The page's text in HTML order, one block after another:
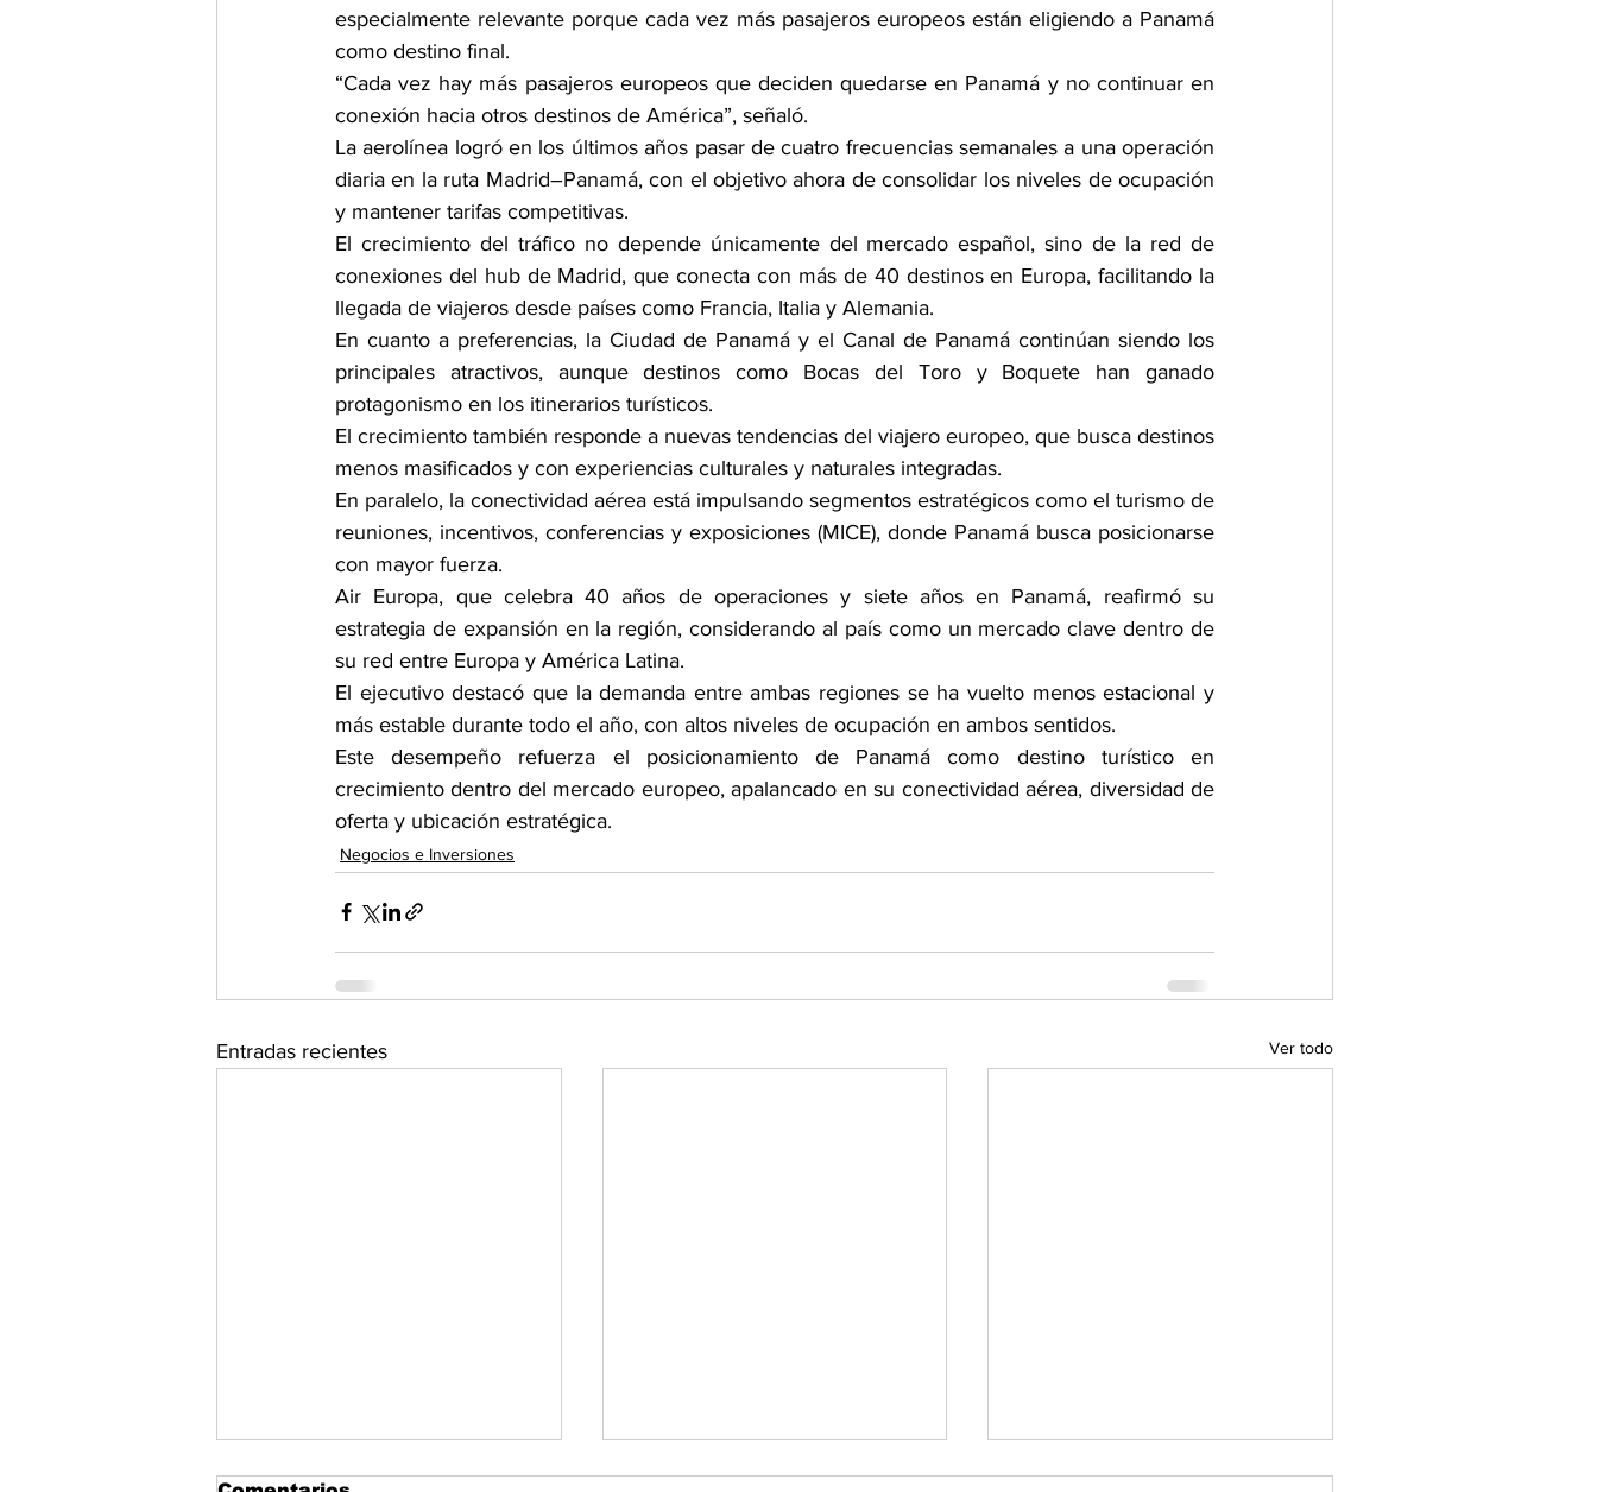
especialmente relevante porque cada vez más pasajeros europeos están eligiendo a Panamá
como destino final.
“Cada vez hay más pasajeros europeos que deciden quedarse en Panamá y no continuar en
conexión hacia otros destinos de América”, señaló.
La aerolínea logró en los últimos años pasar de cuatro frecuencias semanales a una operación
diaria en la ruta Madrid–Panamá, con el objetivo ahora de consolidar los niveles de ocupación
y mantener tarifas competitivas.
El crecimiento del tráfico no depende únicamente del mercado español, sino de la red de
conexiones del hub de Madrid, que conecta con más de 40 destinos en Europa, facilitando la
llegada de viajeros desde países como Francia, Italia y Alemania.
En cuanto a preferencias, la Ciudad de Panamá y el Canal de Panamá continúan siendo los
principales atractivos, aunque destinos como Bocas del Toro y Boquete han ganado
protagonismo en los itinerarios turísticos.
El crecimiento también responde a nuevas tendencias del viajero europeo, que busca destinos
menos masificados y con experiencias culturales y naturales integradas.
En paralelo, la conectividad aérea está impulsando segmentos estratégicos como el turismo de
reuniones, incentivos, conferencias y exposiciones (MICE), donde Panamá busca posicionarse
con mayor fuerza.
Air Europa, que celebra 40 años de operaciones y siete años en Panamá, reafirmó su
estrategia de expansión en la región, considerando al país como un mercado clave dentro de
su red entre Europa y América Latina.
El ejecutivo destacó que la demanda entre ambas regiones se ha vuelto menos estacional y
más estable durante todo el año, con altos niveles de ocupación en ambos sentidos.
Este desempeño refuerza el posicionamiento de Panamá como destino turístico en
crecimiento dentro del mercado europeo, apalancado en su conectividad aérea, diversidad de
oferta y ubicación estratégica.
Negocios e Inversiones
Entradas recientes Ver todo